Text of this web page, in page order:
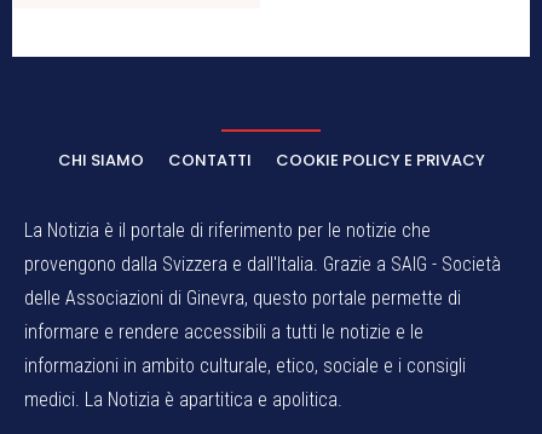
CHI SIAMO CONTATTI COOKIE POLICY E PRIVACY
La Notizia è il portale di riferimento per le notizie che
provengono dalla Svizzera e dall'Italia. Grazie a SAIG - Società
delle Associazioni di Ginevra, questo portale permette di
informare e rendere accessibili a tutti le notizie e le
informazioni in ambito culturale, etico, sociale e i consigli
medici. La Notizia è apartitica e apolitica.